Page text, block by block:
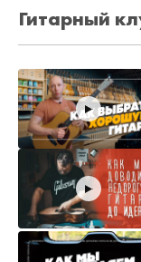
Гитарный